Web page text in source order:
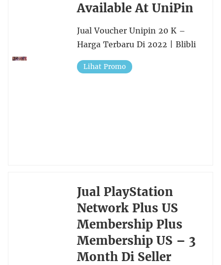
Available At UniPin
Jual Voucher Unipin 20 K –
Harga Terbaru Di 2022 | Blibli
Lihat Promo
Jual PlayStation
Network Plus US
Membership Plus
Membership US – 3
Month Di Seller